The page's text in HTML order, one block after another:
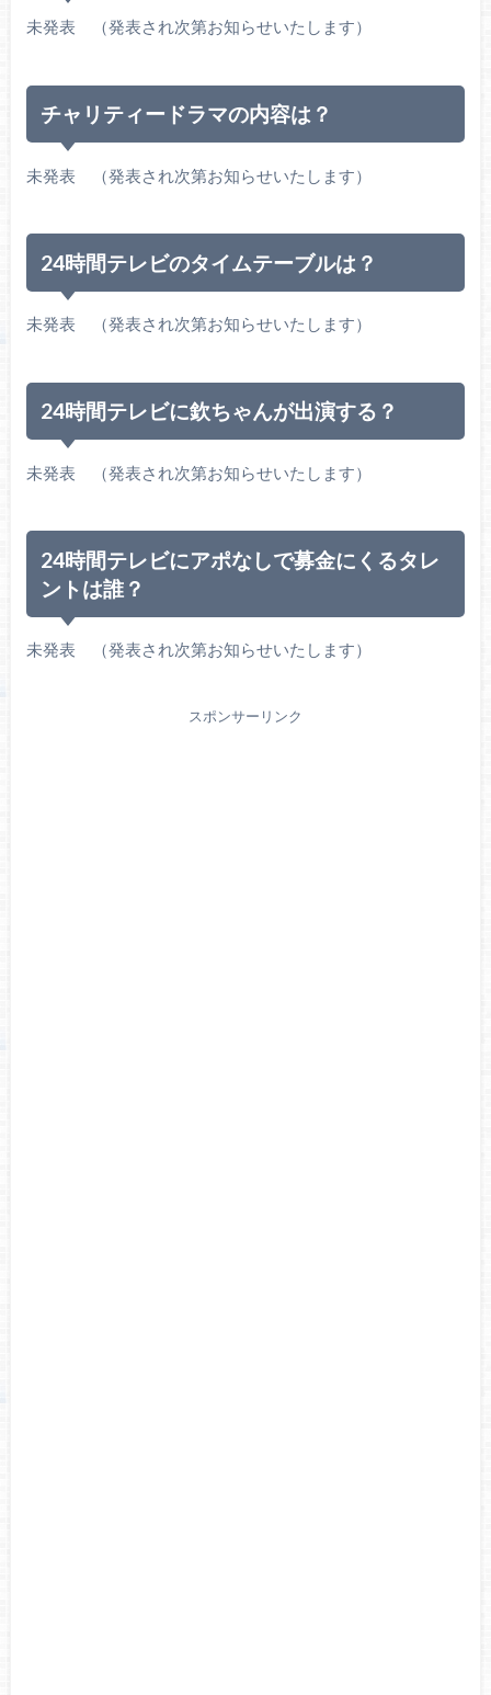
未発表 （発表され次第お知らせいたします）
チャリティードラマの内容は？
未発表 （発表され次第お知らせいたします）
24時間テレビのタイムテーブルは？
未発表 （発表され次第お知らせいたします）
24時間テレビに欽ちゃんが出演する？
未発表 （発表され次第お知らせいたします）
24時間テレビにアポなしで募金にくるタレ
ントは誰？
未発表 （発表され次第お知らせいたします）
スポンサーリンク